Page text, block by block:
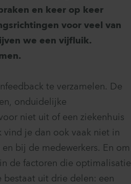
en keer op keer
voor veel van
we een vijfluik.
te verzamelen. De
onduidelijke
niet uit of een ziekenhuis
vind je dan ook vaak niet in
bij de medewerkers. En om
de factoren die optimalisatie
bestaat uit drie delen: een